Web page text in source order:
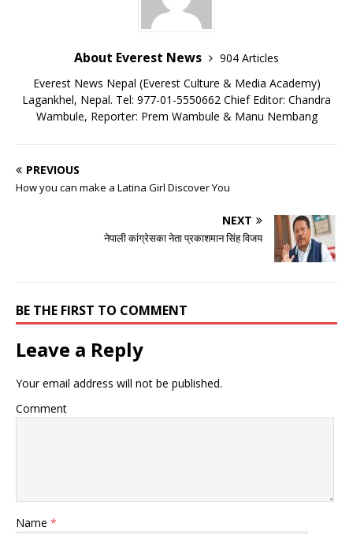
About Everest News
904 Articles
Everest News Nepal (Everest Culture & Media Academy)
Lagankhel, Nepal. Tel: 977-01-5550662 Chief Editor: Chandra
Wambule, Reporter: Prem Wambule & Manu Nembang
PREVIOUS
How you can make a Latina Girl Discover You
NEXT
नेपाली कांग्रेसका नेता प्रकाशमान सिंह विजय
BE THE FIRST TO COMMENT
Leave a Reply
Your email address will not be published.
Comment
Name *